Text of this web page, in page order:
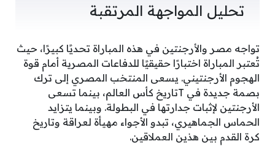
تحليل المواجهة المرتقبة
تواجه مصر والأرجنتين في هذه المباراة تحديًا كبيرًا، حيث
تُعتبر المباراة اختبارًا حقيقيًا للدفاعات المصرية أمام قوة
الهجوم الأرجنتيني. يسعى المنتخب المصري إلى ترك
بصمة جديدة في Tتاريخ كأس العالم، بينما تسعى
الأرجنتين لإثبات جدارتها في البطولة. وبينما يتزايد
الحماس الجماهيري، تبدو الأجواء مهيأة لعراقة وتاريخ
كرة القدم بين هذين العملاقين.